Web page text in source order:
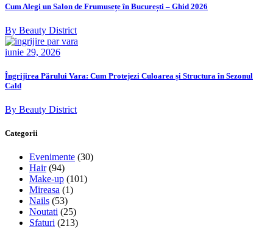
Cum Alegi un Salon de Frumusețe în București – Ghid 2026
By Beauty District
iunie 29, 2026
Îngrijirea Părului Vara: Cum Protejezi Culoarea și Structura în Sezonul
Cald
By Beauty District
Categorii
Evenimente (30)
Hair(94)
Make-up (101)
Mireasa (1)
Nails (53)
Noutati (25)
Sfaturi (213)